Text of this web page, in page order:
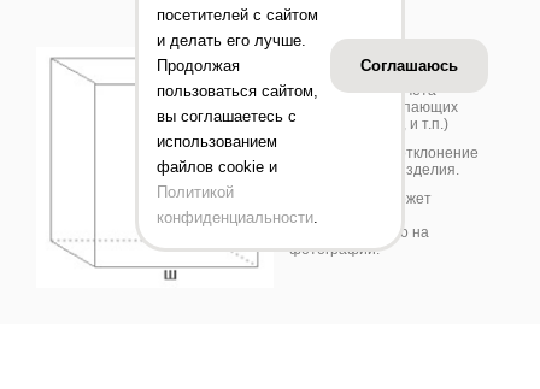
** Габариты изделий
приведены без учета
габаритов выступающих
деталей (замков, и т.п.)
*** Допустимое отклонение
+/-10 % от веса изделия.
Цвет изделия может
отличаться от
представленного на
фотографии.
посетителей с сайтом
и делать его лучше.
Продолжая
пользоваться сайтом,
вы соглашаетесь с
использованием
файлов cookie и
Политикой
конфиденциальности
Соглашаюсь